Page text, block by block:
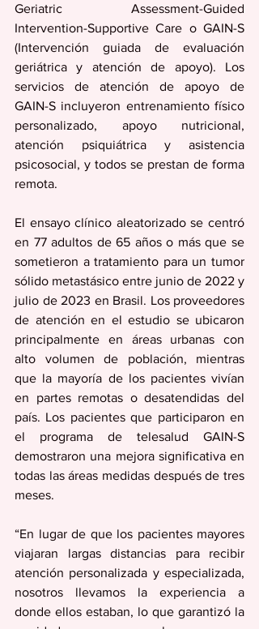
Geriatric Assessment-Guided
Intervention-Supportive Care o GAIN-S
(Intervención guiada de evaluación
geriátrica y atención de apoyo). Los
servicios de atención de apoyo de
GAIN-S incluyeron entrenamiento físico
personalizado, apoyo nutricional,
atención psiquiátrica y asistencia
psicosocial, y todos se prestan de forma
remota.
El ensayo clínico aleatorizado se centró
en 77 adultos de 65 años o más que se
sometieron a tratamiento para un tumor
sólido metastásico entre junio de 2022 y
julio de 2023 en Brasil. Los proveedores
de atención en el estudio se ubicaron
principalmente en áreas urbanas con
alto volumen de población, mientras
que la mayoría de los pacientes vivían
en partes remotas o desatendidas del
país. Los pacientes que participaron en
el programa de telesalud GAIN-S
demostraron una mejora significativa en
todas las áreas medidas después de tres
meses.
“En lugar de que los pacientes mayores
viajaran largas distancias para recibir
atención personalizada y especializada,
nosotros llevamos la experiencia a
donde ellos estaban, lo que garantizó la